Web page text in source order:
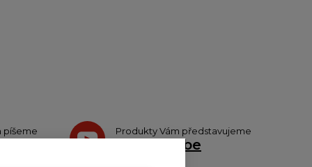
píšeme Produkty Vám představujeme
Youtube